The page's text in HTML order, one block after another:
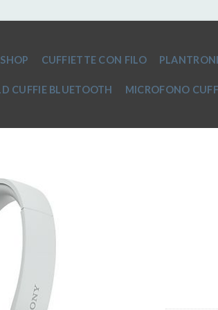
SHOP CUFFIETTE CON FILO
CUFFIE BLUETOOTH MICROFONO